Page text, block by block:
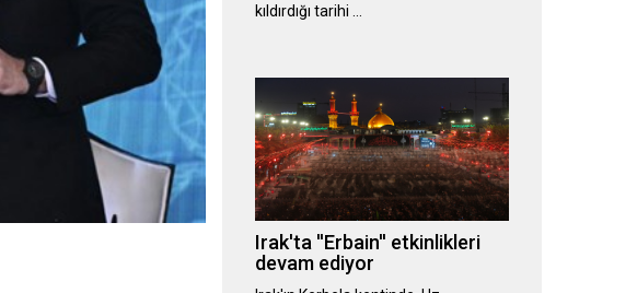
kıldırdığı tarihi …
Irak'ta ''Erbain'' etkinlikleri
devam ediyor